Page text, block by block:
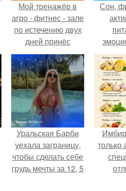
Мой тренажёр в
агро - фитнес - зале
по истечению двух
дней принёс
ощутимый
результат.
Сон,
Уральская Барби
уехала заграницу,
чтобы сделать себе
грудь мечты за 12, 5
только